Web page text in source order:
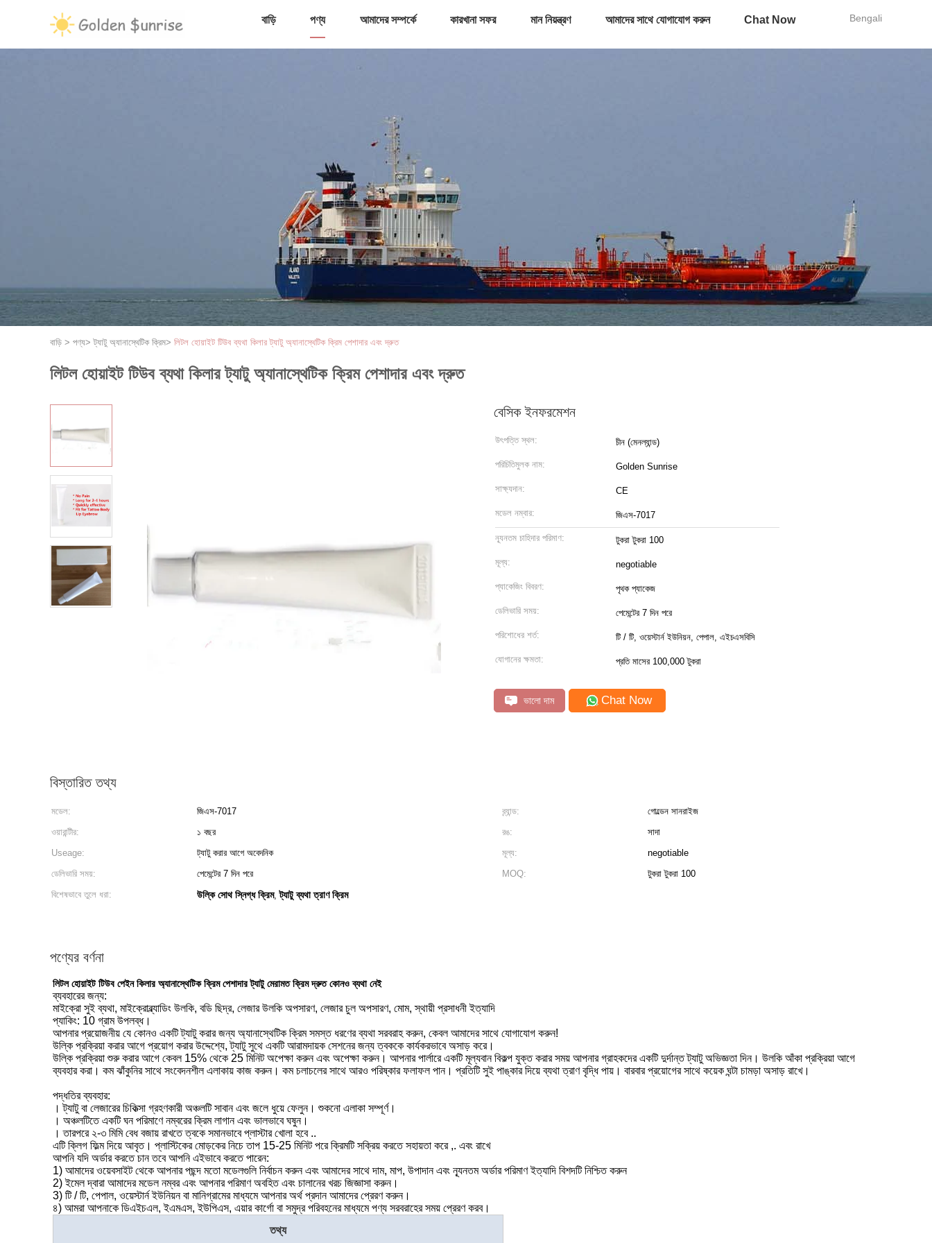
Bengali
বাড়ি পণ্য আমাদের সম্পর্কে কারখানা সফর মান নিয়ন্ত্রণ আমাদের সাথে যোগাযোগ করুন Chat Now
বাড়ি > পণ্য>ট্যাটু অ্যানাস্থেটিক ক্রিম> লিটল হোয়াইট টিউব ব্যথা কিলার ট্যাটু অ্যানাস্থেটিক ক্রিম পেশাদার এবং দ্রুত
লিটল হোয়াইট টিউব ব্যথা কিলার ট্যাটু অ্যানাস্থেটিক ক্রিম পেশাদার এবং দ্রুত
বেসিক ইনফরমেশন
উৎপত্তি স্থল: চীন (মেনল্যান্ড)
পরিচিতিমুলক নাম: Golden Sunrise
সাক্ষ্যদান: CE
মডেল নম্বার: জিএস-7017
ন্যূনতম চাহিদার পরিমাণ: টুকরা টুকরা 100
মূল্য: negotiable
প্যাকেজিং বিবরণ: পৃথক প্যাকেজ
ডেলিভারি সময়: পেমেন্টের 7 দিন পরে
পরিশোধের শর্ত: টি / টি, ওয়েস্টার্ন ইউনিয়ন, পেপাল, এইচএসবিসি
যোগানের ক্ষমতা: প্রতি মাসের 100,000 টুকরা
ভালো দাম Chat Now
বিস্তারিত তথ্য
মডেল: জিএস-7017 ব্র্যান্ড:
গোল্ডেন সানরাইজ
ওয়ারান্টীর:
১ বছর রঙ:
সাদা
Useage:
ট্যাটু করার আগে অবেদনিক মূল্য:
negotiable
ডেলিভারি সময়:
পেমেন্টের 7 দিন পরে MOQ:
টুকরা টুকরা 100
বিশেষভাবে তুলে ধরা:
উল্কি সোথ স্নিগ্ধ ক্রিম,ট্যাটু ব্যথা ত্রাণ ক্রিম
পণ্যের বর্ণনা
লিটল হোয়াইট টিউব পেইন কিলার অ্যানাস্থেটিক ক্রিম পেশাদার ট্যাটু মেরামত ক্রিম দ্রুত কোনও ব্যথা নেই
ব্যবহারের জন্য:
মাইক্রো সুই ব্যথা, মাইক্রোব্ল্যাডিং উলকি, বডি ছিদ্র, লেজার উলকি অপসারণ, লেজার চুল অপসারণ, মোম, স্থায়ী প্রসাধনী ইত্যাদি
প্যাকিং: 10 গ্রাম উপলব্ধ।
আপনার প্রয়োজনীয় যে কোনও একটি ট্যাটু করার জন্য অ্যানাস্থেটিক ক্রিম সমস্ত ধরণের ব্যথা সরবরাহ করুন, কেবল আমাদের সাথে যোগাযোগ করুন!
উল্কি প্রক্রিয়া করার আগে প্রয়োগ করার উদ্দেশ্যে, ট্যাটু সুথে একটি আরামদায়ক সেশনের জন্য ত্বককে কার্যকরভাবে অসাড় করে।
উল্কি প্রক্রিয়া শুরু করার আগে কেবল 15% থেকে 25 মিনিট অপেক্ষা করুন এবং অপেক্ষা করুন। আপনার পার্লারে একটি মূল্যবান বিকল্প যুক্ত করার সময় আপনার গ্রাহকদের একটি দুর্দান্ত ট্যাটু অভিজ্ঞতা দিন। উলকি আঁকা প্রক্রিয়া আগে
ব্যবহার করা। কম ঝাঁকুনির সাথে সংবেদনশীল এলাকায় কাজ করুন। কম চলাচলের সাথে আরও পরিষ্কার ফলাফল পান। প্রতিটি সুই পাঙ্কার দিয়ে ব্যথা ত্রাণ বৃদ্ধি পায়। বারবার প্রয়োগের সাথে কয়েক ঘন্টা চামড়া অসাড় রাখে।
পদ্ধতির ব্যবহার:
। ট্যাটু বা লেজারের চিকিত্সা গ্রহণকারী অঞ্চলটি সাবান এবং জলে ধুয়ে ফেলুন। শুকনো এলাকা সম্পূর্ণ।
। অঞ্চলটিতে একটি ঘন পরিমাণে নম্বরের ক্রিম লাগান এবং ভালভাবে ঘষুন।
। তারপরে ২-৩ মিমি বেধ বজায় রাখতে ত্বকে সমানভাবে প্লাস্টার খোলা হবে ..
এটি ক্লিগ ফিল্ম দিয়ে আবৃত। প্লাস্টিকের মোড়কের নিচে তাপ 15-25 মিনিট পরে ক্রিমটি সক্রিয় করতে সহায়তা করে ,. এবং রাখে
আপনি যদি অর্ডার করতে চান তবে আপনি এইভাবে করতে পারেন:
1) আমাদের ওয়েবসাইট থেকে আপনার পছন্দ মতো মডেলগুলি নির্বাচন করুন এবং আমাদের সাথে দাম, মাপ, উপাদান এবং ন্যূনতম অর্ডার পরিমাণ ইত্যাদি বিশদটি নিশ্চিত করুন
2) ইমেল দ্বারা আমাদের মডেল নম্বর এবং আপনার পরিমাণ অবহিত এবং চালানের খরচ জিজ্ঞাসা করুন।
3) টি / টি, পেপাল, ওয়েস্টার্ন ইউনিয়ন বা মানিগ্রামের মাধ্যমে আপনার অর্থ প্রদান আমাদের প্রেরণ করুন।
৪) আমরা আপনাকে ডিএইচএল, ইএমএস, ইউপিএস, এয়ার কার্গো বা সমুদ্র পরিবহনের মাধ্যমে পণ্য সরবরাহের সময় প্রেরণ করব।
তথ্য